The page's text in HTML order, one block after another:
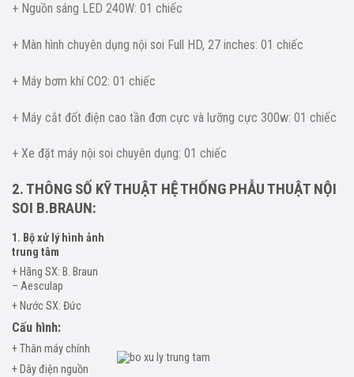
+ Nguồn sáng LED 240W: 01 chiếc
+ Màn hình chuyên dụng nội soi Full HD, 27 inches: 01 chiếc
+ Máy bơm khí CO2: 01 chiếc
+ Máy cắt đốt điện cao tần đơn cực và lưỡng cực 300w: 01 chiếc
+ Xe đặt máy nội soi chuyên dụng: 01 chiếc
2. THÔNG SỐ KỸ THUẬT HỆ THỐNG PHẪU THUẬT NỘI
SOI B.BRAUN:
1. Bộ xử lý hình ảnh
trung tâm
+ Hãng SX: B. Braun
– Aesculap
+ Nước SX: Đức
Cấu hình:
+ Thân máy chính
+ Dây điện nguồn